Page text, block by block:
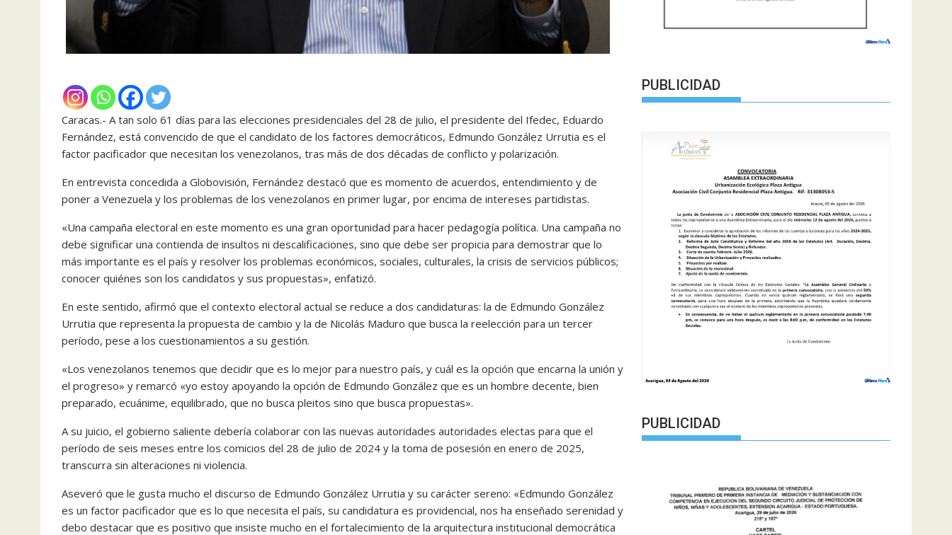
Caracas.- A tan solo 61 días para las elecciones presidenciales del 28 de julio, el presidente del Ifedec, Eduardo
Fernández, está convencido de que el candidato de los factores democráticos, Edmundo González Urrutia es el
factor pacificador que necesitan los venezolanos, tras más de dos décadas de conflicto y polarización.
En entrevista concedida a Globovisión, Fernández destacó que es momento de acuerdos, entendimiento y de
poner a Venezuela y los problemas de los venezolanos en primer lugar, por encima de intereses partidistas.
«Una campaña electoral en este momento es una gran oportunidad para hacer pedagogía política. Una campaña no
debe significar una contienda de insultos ni descalificaciones, sino que debe ser propicia para demostrar que lo
más importante es el país y resolver los problemas económicos, sociales, culturales, la crisis de servicios públicos;
conocer quiénes son los candidatos y sus propuestas», enfatizó.
En este sentido, afirmó que el contexto electoral actual se reduce a dos candidaturas: la de Edmundo González
Urrutia que representa la propuesta de cambio y la de Nicolás Maduro que busca la reelección para un tercer
período, pese a los cuestionamientos a su gestión.
«Los venezolanos tenemos que decidir que es lo mejor para nuestro país, y cuál es la opción que encarna la unión y
el progreso» y remarcó «yo estoy apoyando la opción de Edmundo González que es un hombre decente, bien
preparado, ecuánime, equilibrado, que no busca pleitos sino que busca propuestas».
A su juicio, el gobierno saliente debería colaborar con las nuevas autoridades autoridades electas para que el
período de seis meses entre los comicios del 28 de julio de 2024 y la toma de posesión en enero de 2025,
transcurra sin alteraciones ni violencia.
Aseveró que le gusta mucho el discurso de Edmundo González Urrutia y su carácter sereno: «Edmundo González
es un factor pacificador que es lo que necesita el país, su candidatura es providencial, nos ha enseñado serenidad y
debo destacar que es positivo que insiste mucho en el fortalecimiento de la arquitectura institucional democrática
PUBLICIDAD
PUBLICIDAD